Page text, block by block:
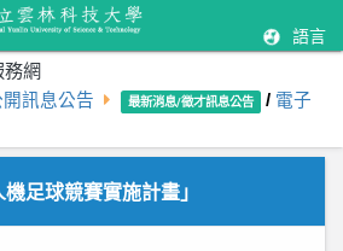
語言
務網
開訊息公告 最新消息/徵才訊息公告 / 電子
足球競賽實施計畫」